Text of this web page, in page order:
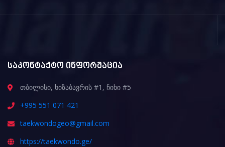
საკონტაქტო ინფორმაცია
თბილისი, ხიზაბავრის #1, ჩიხი #5
+995 551 071 421
taekwondogeo@gmail.com
https://taekwondo.ge/